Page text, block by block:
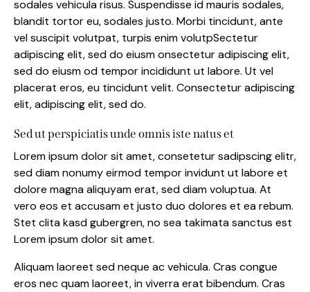
sodales vehicula risus. Suspendisse id mauris sodales,
blandit tortor eu, sodales justo. Morbi tincidunt, ante
vel suscipit volutpat, turpis enim volutpSectetur
adipiscing elit, sed do eiusm onsectetur adipiscing elit,
sed do eiusm od tempor incididunt ut labore. Ut vel
placerat eros, eu tincidunt velit. Consectetur adipiscing
elit, adipiscing elit, sed do.
Sed ut perspiciatis unde omnis iste natus et
Lorem ipsum dolor sit amet, consetetur sadipscing elitr,
sed diam nonumy eirmod tempor invidunt ut labore et
dolore magna aliquyam erat, sed diam voluptua. At
vero eos et accusam et justo duo dolores et ea rebum.
Stet clita kasd gubergren, no sea takimata sanctus est
Lorem ipsum dolor sit amet.
Aliquam laoreet sed neque ac vehicula. Cras congue
eros nec quam laoreet, in viverra erat bibendum. Cras